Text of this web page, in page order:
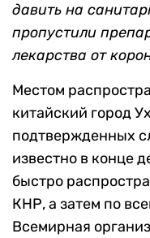
давить на
пропустили
лекарства от
Местом
китайский город
подтвержденных
известно в конце
быстро
КНР, а затем по
Всемирная